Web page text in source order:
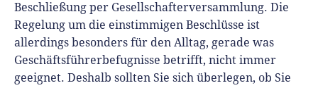
Beschließung per Gesellschafterversammlung. Die
Regelung um die einstimmigen Beschlüsse ist
allerdings besonders für den Alltag, gerade was
Geschäftsführerbefugnisse betrifft, nicht immer
geeignet. Deshalb sollten Sie sich überlegen, ob Sie